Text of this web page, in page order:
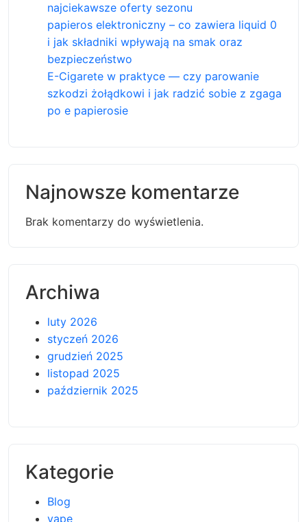
najciekawsze oferty sezonu
papieros elektroniczny – co zawiera liquid 0
i jak składniki wpływają na smak oraz
bezpieczeństwo
E-Cigarete w praktyce — czy parowanie
szkodzi żołądkowi i jak radzić sobie z zgaga
po e papierosie
Najnowsze komentarze
Brak komentarzy do wyświetlenia.
Archiwa
luty 2026
styczeń 2026
grudzień 2025
listopad 2025
październik 2025
Kategorie
Blog
vape